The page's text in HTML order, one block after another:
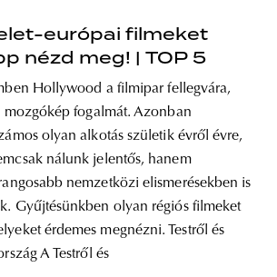
európai filmeket
nézd meg! | TOP 5
Hollywood a filmipar fellegvára,
mozgókép fogalmát. Azonban
olyan alkotás születik évről évre,
nálunk jelentős, hanem
nemzetközi elismerésekben is
Gyűjtésünkben olyan régiós filmeket
érdemes megnézni. Testről és
A Testről és